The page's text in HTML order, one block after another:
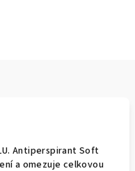
Antiperspirant Soft
a omezuje celkovou